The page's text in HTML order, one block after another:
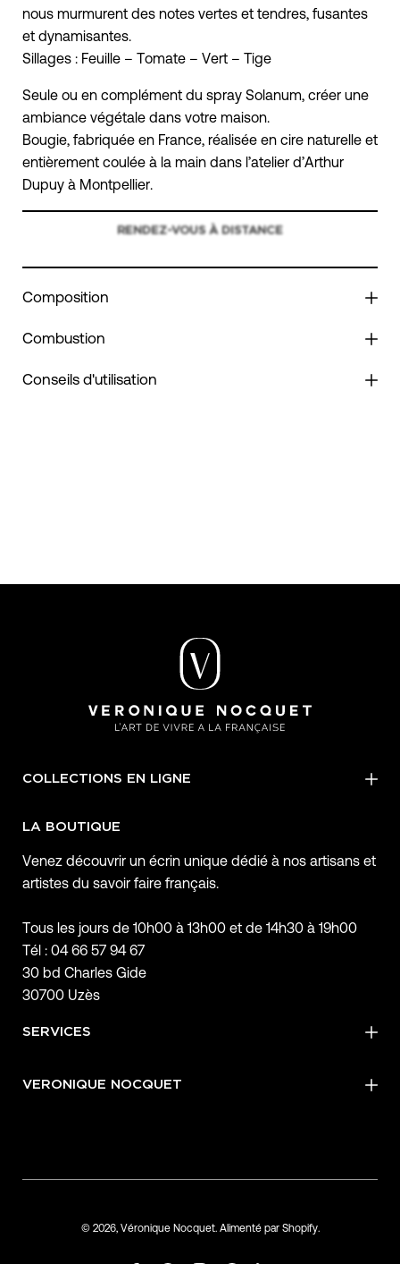
nous murmurent des notes vertes et tendres, fusantes
et dynamisantes.
Sillages : Feuille – Tomate – Vert – Tige
Seule ou en complément du spray Solanum, créer une
ambiance végétale dans votre maison.
Bougie, fabriquée en France, réalisée en cire naturelle et
entièrement coulée à la main dans l’atelier d’Arthur
Dupuy à Montpellier.
RENDEZ-VOUS À DISTANCE
Composition
Combustion
Conseils d'utilisation
COLLECTIONS EN LIGNE
LA BOUTIQUE
Venez découvrir un écrin unique dédié à nos artisans et
artistes du savoir faire français.
Tous les jours de 10h00 à 13h00 et de 14h30 à 19h00
Tél : 04 66 57 94 67
30 bd Charles Gide
30700 Uzès
SERVICES
VERONIQUE NOCQUET
© 2026, Véronique Nocquet. Alimenté par Shopify.